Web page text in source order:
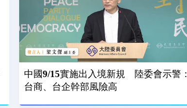
中國9/15實施出入境新規 陸委會示警：
台商、台企幹部風險高